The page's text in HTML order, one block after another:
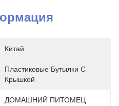
Китай
Пластиковые Бутылки С
Крышкой
ДОМАШНИЙ ПИТОМЕЦ